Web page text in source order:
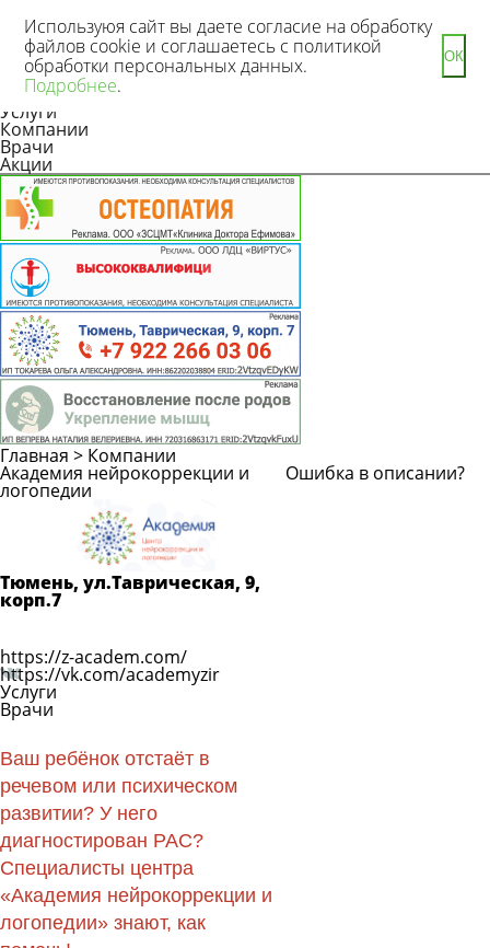
Новости
Статьи
Услуги
Компании
Врачи
Акции
Главная > Компании
Академия нейрокоррекции и
логопедии
Тюмень, ул.Таврическая, 9,
корп.7
https://z-academ.com/
https://vk.com/academyzir
Услуги
Врачи
Ваш ребёнок отстаёт в
речевом или психическом
развитии? У него
диагностирован РАС?
Специалисты центра
«Академия нейрокоррекции и
логопедии» знают, как
Ошибка в описании?
Используюя сайт вы даете согласие на обработку
файлов cookie и соглашаетесь с политикой
обработки персональных данных.
Подробнее.
ОК